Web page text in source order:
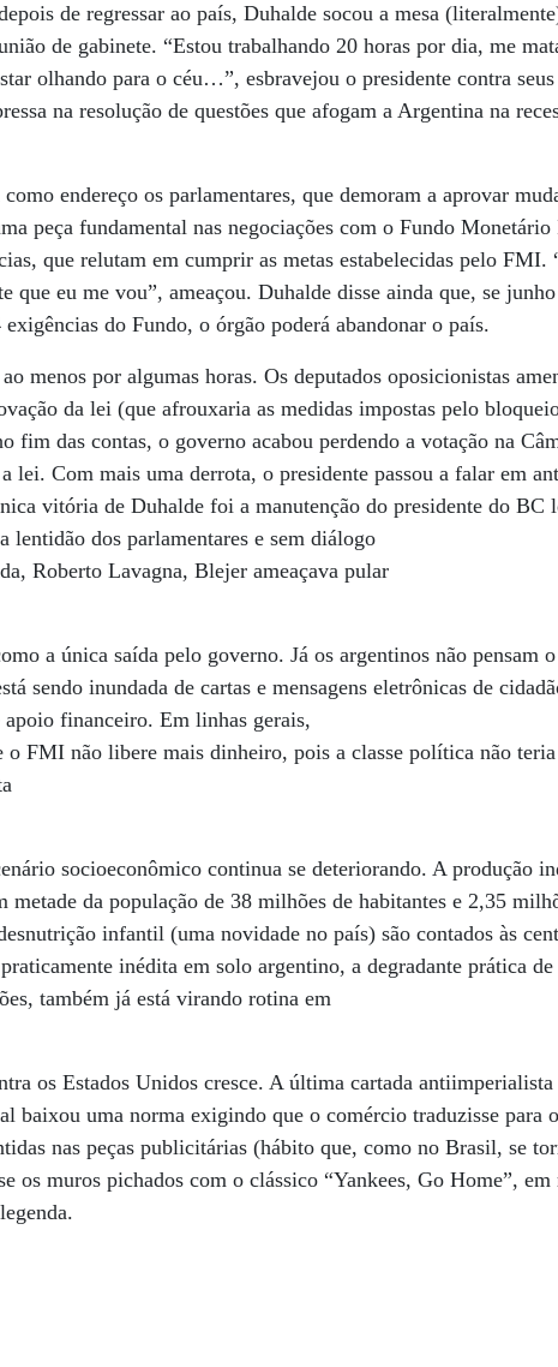
de regressar ao país, Duhalde socou a mesa
de gabinete. “Estou trabalhando 20 horas por dia, me
olhando para o céu…”, esbravejou o presidente contra
na resolução de questões que afogam a Argentina na
endereço os parlamentares, que demoram a aprovar
peça fundamental nas negociações com o Fundo
que relutam em cumprir as metas estabelecidas pelo FMI.
que eu me vou”, ameaçou. Duhalde disse ainda que, se
do Fundo, o órgão poderá abandonar o país.
menos por algumas horas. Os deputados oposicionistas
da lei (que afrouxaria as medidas impostas pelo
fim das contas, o governo acabou perdendo a votação na
lei. Com mais uma derrota, o presidente passou a falar em
vitória de Duhalde foi a manutenção do presidente do
lentidão dos parlamentares e sem diálogo
Roberto Lavagna, Blejer ameaçava pular
a única saída pelo governo. Já os argentinos não pensam
sendo inundada de cartas e mensagens eletrônicas de
apoio financeiro. Em linhas gerais,
o FMI não libere mais dinheiro, pois a classe política não
socioeconômico continua se deteriorando. A produção
metade da população de 38 milhões de habitantes e 2,35
infantil (uma novidade no país) são contados às
inédita em solo argentino, a degradante prática de
também já está virando rotina em
os Estados Unidos cresce. A última cartada
baixou uma norma exigindo que o comércio traduzisse para
nas peças publicitárias (hábito que, como no Brasil, se
os muros pichados com o clássico “Yankees, Go Home”,